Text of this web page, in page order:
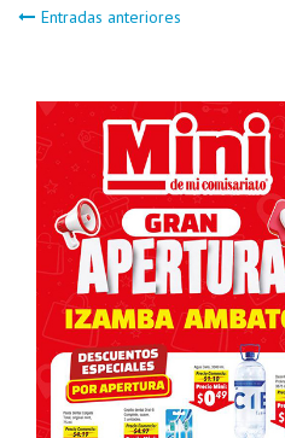
Navegación
de
entradas
Entradas anteriores